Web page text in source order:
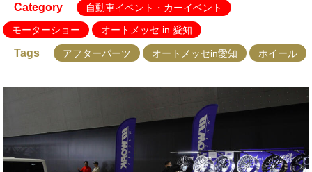
Category
自動車イベント・カーイベント
モーターショー
オートメッセ in 愛知
Tags アフターパーツ オートメッセin愛知 ホイール